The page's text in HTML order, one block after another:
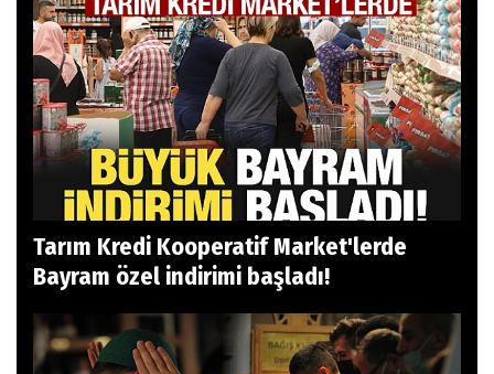
Tarım Kredi Kooperatif Market'lerde
Bayram özel indirimi başladı!